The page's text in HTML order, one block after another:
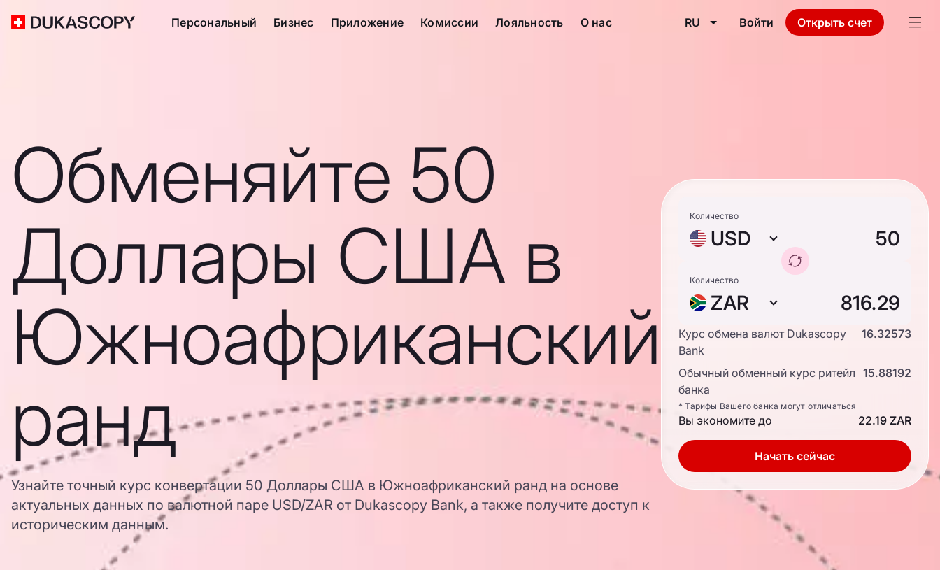
Персональный Бизнес Приложение Комиссии Лояльность О нас RU Войти Открыть счет
Обменяйте 50
Доллары США в
Южноафриканский
ранд
Узнайте точный курс конвертации 50 Доллары США в Южноафриканский ранд на основе
актуальных данных по валютной паре USD/ZAR от Dukascopy Bank, а также получите доступ к
историческим данным.
Количество
USD
Количество
ZAR
Курс обмена валют Dukascopy
Bank
16.32573
Обычный обменный курс ритейл
банка
15.88192
* Тарифы Вашего банка могут отличаться
Вы экономите до 22.19 ZAR
Начать сейчас